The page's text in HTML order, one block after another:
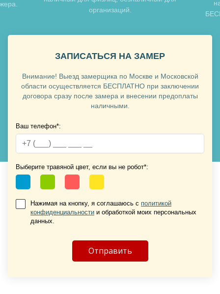
Хочу такую
Хочу такую
организаций.
ЗАПИСАТЬСЯ НА ЗАМЕР
Внимание! Выезд замерщика по Москве и Московской
области осуществляется БЕСПЛАТНО при заключении
договора сразу после замера и внесении предоплаты
наличными.
Ваш телефон*:
Выберите травяной цвет, если вы не робот*:
Нажимая на кнопку, я соглашаюсь с политикой
конфиденциальности и обработкой моих персональных
данных.